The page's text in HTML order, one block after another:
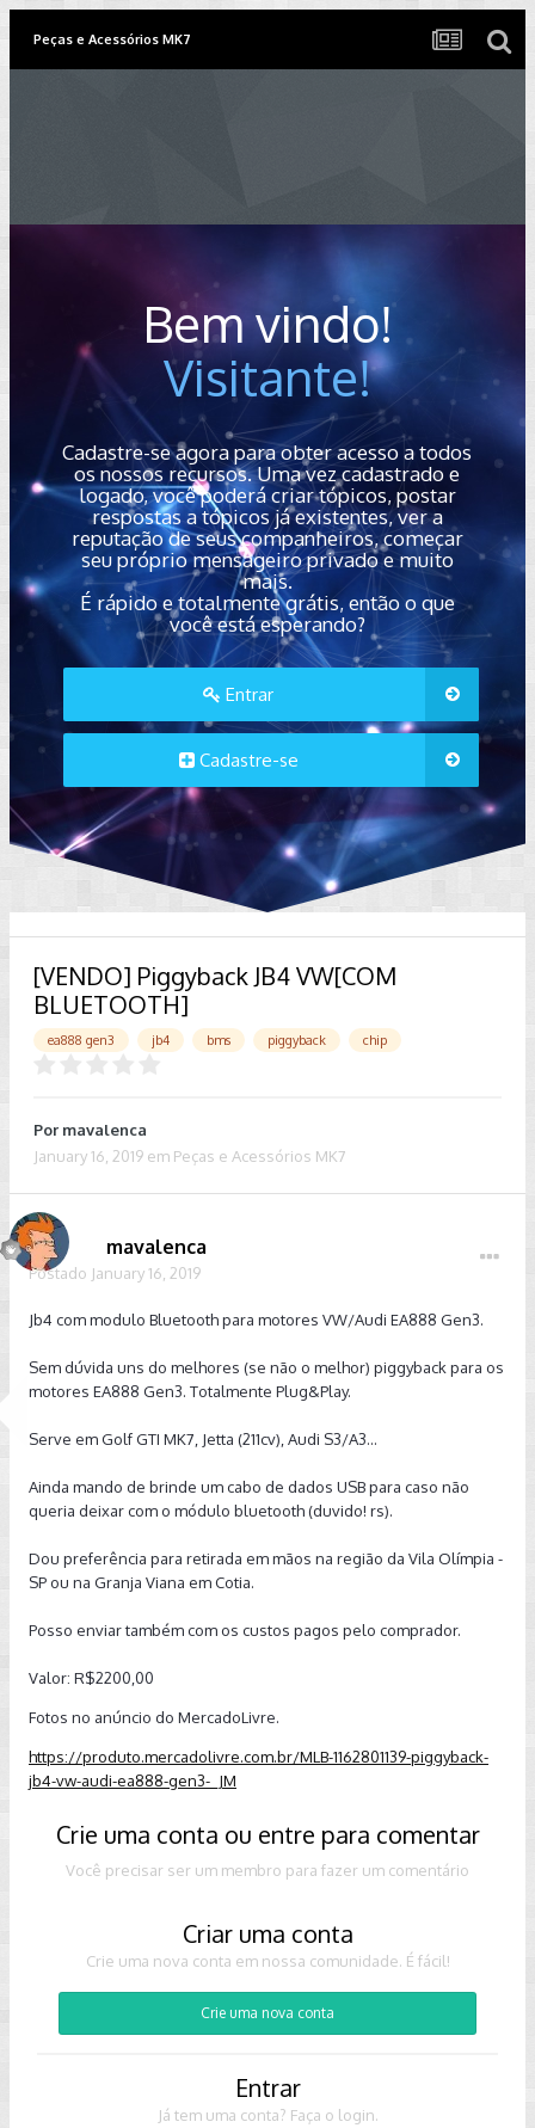
Peças e Acessórios MK7
Bem vindo!
Visitante!
Cadastre-se agora para obter acesso a todos
os nossos recursos. Uma vez cadastrado e
logado, você poderá criar tópicos, postar
respostas a tópicos já existentes, ver a
reputação de seus companheiros, começar
seu próprio mensageiro privado e muito
mais.
É rápido e totalmente grátis, então o que
você está esperando?
Entrar
Cadastre-se
[VENDO] Piggyback JB4 VW[COM
BLUETOOTH]
ea888 gen3 jb4 bms piggyback chip
Por mavalenca
January 16, 2019 em Peças e Acessórios MK7
mavalenca
Postado January 16, 2019
Jb4 com modulo Bluetooth para motores VW/Audi EA888 Gen3.
Sem dúvida uns do melhores (se não o melhor) piggyback para os
motores EA888 Gen3. Totalmente Plug&Play.
Serve em Golf GTI MK7, Jetta (211cv), Audi S3/A3...
Ainda mando de brinde um cabo de dados USB para caso não
queria deixar com o módulo bluetooth (duvido! rs).
Dou preferência para retirada em mãos na região da Vila Olímpia -
SP ou na Granja Viana em Cotia.
Posso enviar também com os custos pagos pelo comprador.
Valor: R$2200,00
Fotos no anúncio do MercadoLivre.
https://produto.mercadolivre.com.br/MLB-1162801139-piggyback-
jb4-vw-audi-ea888-gen3-_JM
Crie uma conta ou entre para comentar
Você precisar ser um membro para fazer um comentário
Criar uma conta
Crie uma nova conta em nossa comunidade. É fácil!
Crie uma nova conta
Entrar
Já tem uma conta? Faça o login.